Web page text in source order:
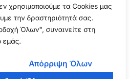
χρησιμοποιούμε τα Cookies μας
την δραστηριότητά σας.
Όλων", συναινείτε στη
εμάς.
Απόρριψη Όλων